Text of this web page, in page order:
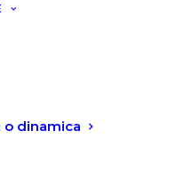
o dinamica
impiego in
occorre pesare
su strada